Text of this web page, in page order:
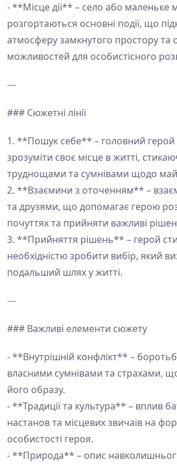
- **Місце дії** – село або маленьке
розгортаються основні події, що
атмосферу замкнутого простору
можливостей для особистісного
---
### Сюжетні лінії
1. **Пошук себе** – головний герой
зрозуміти своє місце в житті,
труднощами та сумнівами щодо
2. **Взаємини з оточенням** –
та друзями, що допомагає герою
почуттях та прийняти важливі
3. **Прийняття рішень** – герой
необхідністю зробити вибір, який
подальший шлях у житті.
---
### Важливі елементи сюжету
- **Внутрішній конфлікт** –
власними сумнівами та страхами,
його образу.
- **Традиції та культура** – вплив
настанов та місцевих звичаїв на
особистості героя.
- **Природа** – опис